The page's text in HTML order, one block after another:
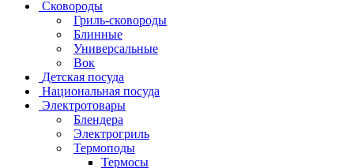
Сковороды
Гриль-сковороды
Блинные
Универсальные
Вок
Детская посуда
Национальная посуда
Электротовары
Блендера
Электрогриль
Термоподы
Термосы